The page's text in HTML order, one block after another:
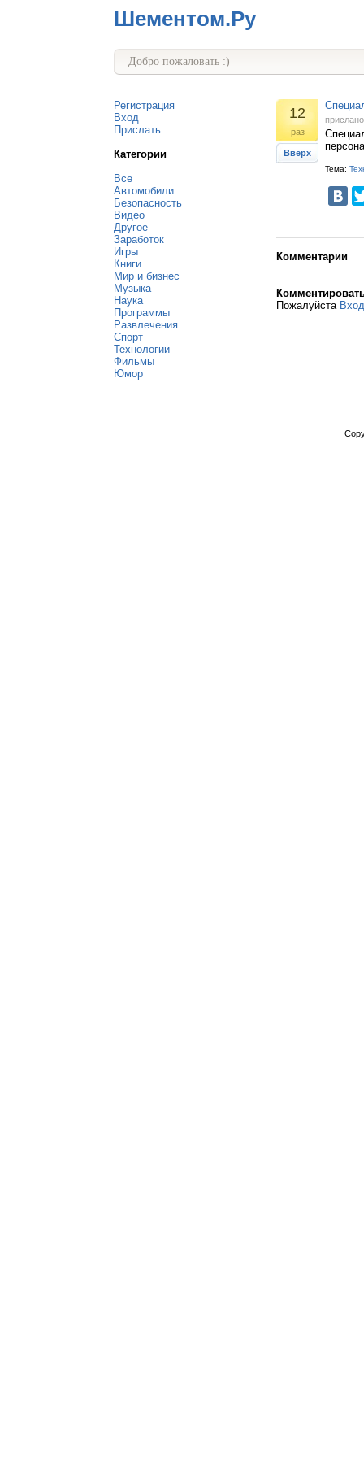
Шементом.Ру
Добро пожаловать :)
Регистрация
Вход
Прислать
Категории
Все
Автомобили
Безопасность
Видео
Другое
Заработок
Игры
Книги
Мир и бизнес
Музыка
Наука
Программы
Развлечения
Спорт
Технологии
Фильмы
Юмор
12
раз
Вверх
Тема:
Комментарии
Пожалуйста Вход